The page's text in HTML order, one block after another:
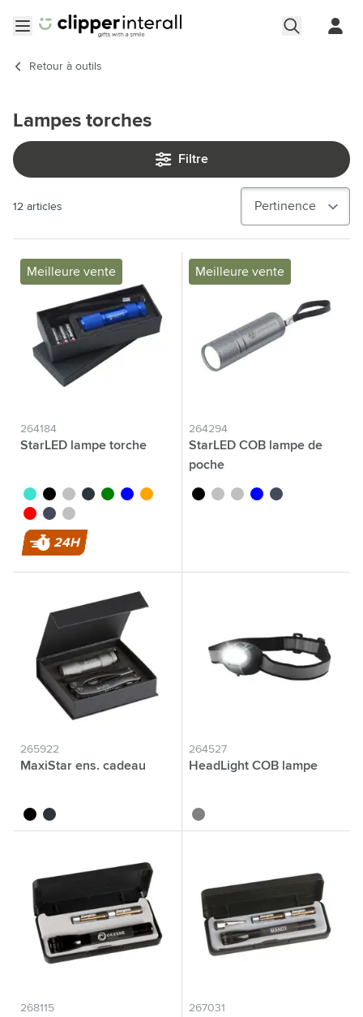
Retour à outils
Lampes torches
Filtre
12 articles
Meilleure vente
264184
StarLED lampe torche
turquoise
noir titanegun métal
vert bleu orange
rougebleu nordique
argenté
24H
Meilleure vente
264294
StarLED COB lampe de
poche
noir titanegun métal
bleu bleu nordique
265922
MaxiStar ens. cadeau
noir gun métal
264527
HeadLight COB lampe
gris
268115 267031